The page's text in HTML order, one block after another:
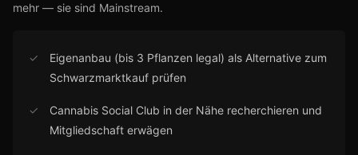
mehr — sie sind Mainstream.
✓
Eigenanbau (bis 3 Pflanzen legal) als Alternative zum
Schwarzmarktkauf prüfen
✓
Cannabis Social Club in der Nähe recherchieren und
Mitgliedschaft erwägen